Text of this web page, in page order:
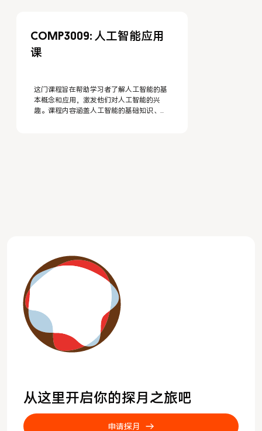
COMP3009: 人工智能应用
课
这门课程旨在帮助学习者了解人工智能的基
本概念和应用，激发他们对人工智能的兴
趣。课程内容涵盖人工智能的基础知识、常
从这里开启你的探月之旅吧
申请探月